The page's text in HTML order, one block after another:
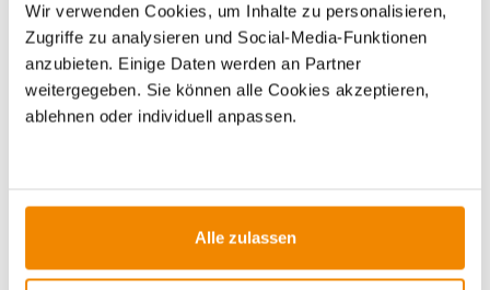
Wir verwenden Cookies, um Inhalte zu personalisieren,
Zugriffe zu analysieren und Social-Media-Funktionen
anzubieten. Einige Daten werden an Partner
weitergegeben. Sie können alle Cookies akzeptieren,
ablehnen oder individuell anpassen.
Alle zulassen
ZUBEHÖR